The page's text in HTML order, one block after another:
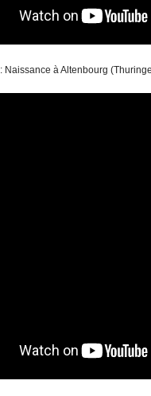
: Naissance à Altenbourg